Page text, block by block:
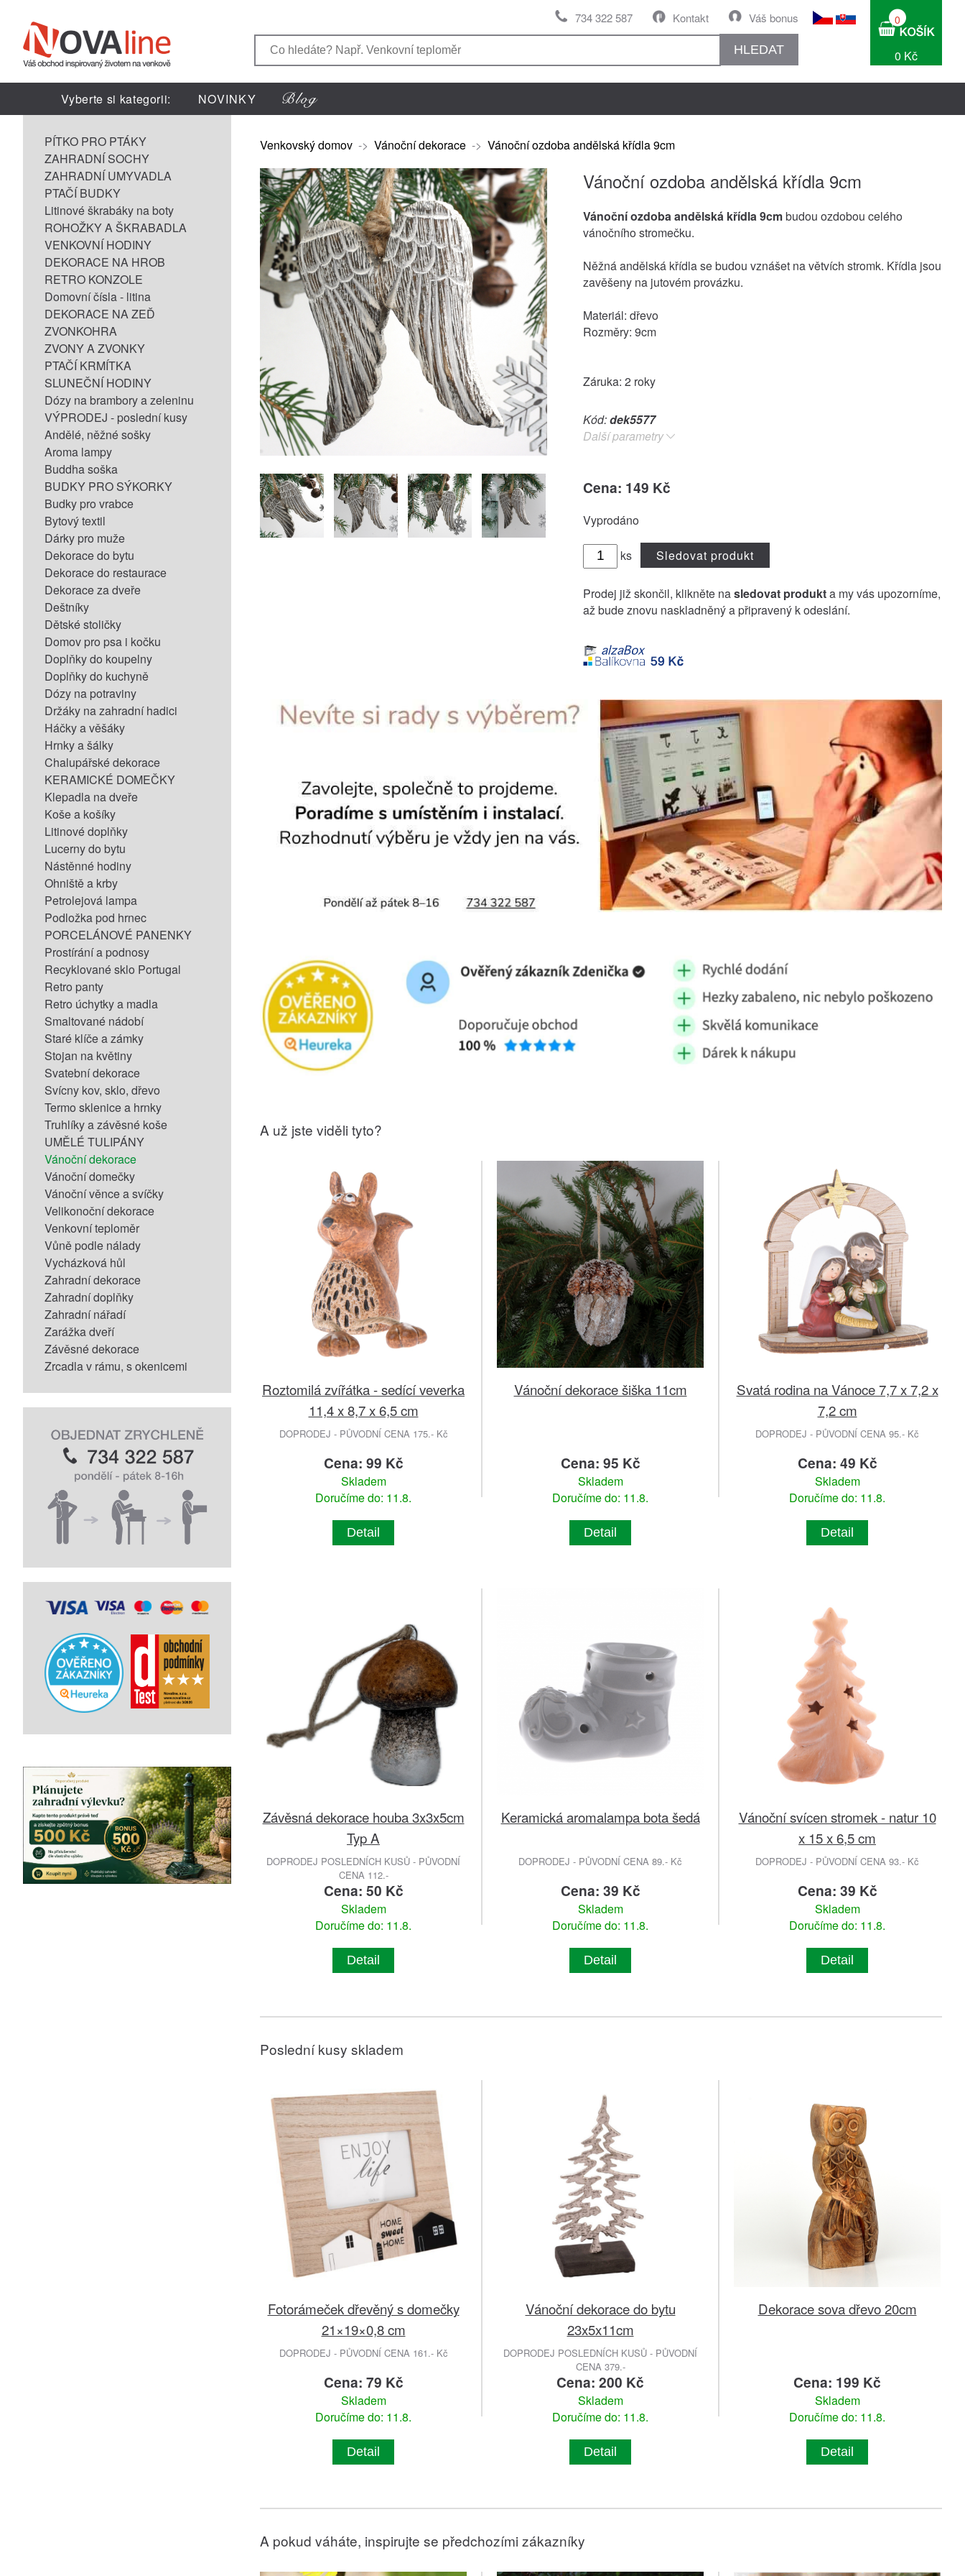
Váš bonus
Kontakt
734 322 587
HLEDAT
0
0 Kč
Vyberte si kategorii: NOVINKY
PÍTKO PRO PTÁKY
ZAHRADNÍ SOCHY
ZAHRADNÍ UMYVADLA
PTAČÍ BUDKY
Litinové škrabáky na boty
ROHOŽKY A ŠKRABADLA
VENKOVNÍ HODINY
DEKORACE NA HROB
RETRO KONZOLE
Domovní čísla - litina
DEKORACE NA ZEĎ
ZVONKOHRA
ZVONY A ZVONKY
PTAČÍ KRMÍTKA
SLUNEČNÍ HODINY
Dózy na brambory a zeleninu
VÝPRODEJ - poslední kusy
Andělé, něžné sošky
Aroma lampy
Buddha soška
BUDKY PRO SÝKORKY
Budky pro vrabce
Bytový textil
Dárky pro muže
Dekorace do bytu
Dekorace do restaurace
Dekorace za dveře
Deštníky
Dětské stoličky
Domov pro psa i kočku
Doplňky do koupelny
Doplňky do kuchyně
Dózy na potraviny
Držáky na zahradní hadici
Háčky a věšáky
Hrnky a šálky
Chalupářské dekorace
KERAMICKÉ DOMEČKY
Klepadla na dveře
Koše a košíky
Litinové doplňky
Lucerny do bytu
Nástěnné hodiny
Ohniště a krby
Petrolejová lampa
Podložka pod hrnec
PORCELÁNOVÉ PANENKY
Prostírání a podnosy
Recyklované sklo Portugal
Retro panty
Retro úchytky a madla
Smaltované nádobí
Staré klíče a zámky
Stojan na květiny
Svatební dekorace
Svícny kov, sklo, dřevo
Termo sklenice a hrnky
Truhlíky a závěsné koše
UMĚLÉ TULIPÁNY
Vánoční dekorace
Vánoční domečky
Vánoční věnce a svíčky
Velikonoční dekorace
Venkovní teploměr
Vůně podle nálady
Vycházková hůl
Zahradní dekorace
Zahradní doplňky
Zahradní nářadí
Zarážka dveří
Závěsné dekorace
Zrcadla v rámu, s okenicemi
Venkovský domov -> Vánoční dekorace -> Vánoční ozdoba andělská křídla 9cm
Vánoční ozdoba andělská křídla 9cm
Vánoční ozdoba andělská křídla 9cmbudou ozdobou celého
vánočního stromečku.
Něžná andělská křídla se budou vznášet na větvích stromk. Křídla jsou
zavěšeny na jutovém provázku.
Materiál: dřevo
Rozměry: 9cm
Záruka: 2 roky
Kód:dek5577
Další parametry
Cena: 149 Kč
Vyprodáno
ks Sledovat produkt
Prodej již skončil, klikněte nasledovat produkta my vás upozorníme,
až bude znovu naskladněný a připravený k odeslání.
A už jste viděli tyto?
Roztomilá zvířátka - sedící veverka
11,4 x 8,7 x 6,5 cm
DOPRODEJ - PŮVODNÍ CENA 175.- Kč
Cena: 99 Kč
Skladem
Doručíme do: 11.8.
Detail
Vánoční dekorace šiška 11cm
Cena: 95 Kč
Skladem
Doručíme do: 11.8.
Detail
Svatá rodina na Vánoce 7,7 x 7,2 x
7,2 cm
DOPRODEJ - PŮVODNÍ CENA 95.- Kč
Cena: 49 Kč
Skladem
Doručíme do: 11.8.
Detail
Závěsná dekorace houba 3x3x5cm
Typ A
DOPRODEJ POSLEDNÍCH KUSŮ - PŮVODNÍ
CENA 112.-
Cena: 50 Kč
Skladem
Doručíme do: 11.8.
Detail
Keramická aromalampa bota šedá
DOPRODEJ - PŮVODNÍ CENA 89.- Kč
Cena: 39 Kč
Skladem
Doručíme do: 11.8.
Detail
Vánoční svícen stromek - natur 10
x 15 x 6,5 cm
DOPRODEJ - PŮVODNÍ CENA 93.- Kč
Cena: 39 Kč
Skladem
Doručíme do: 11.8.
Detail
Poslední kusy skladem
Fotorámeček dřevěný s domečky
21×19×0,8 cm
DOPRODEJ - PŮVODNÍ CENA 161.- Kč
Cena: 79 Kč
Skladem
Doručíme do: 11.8.
Detail
Vánoční dekorace do bytu
23x5x11cm
DOPRODEJ POSLEDNÍCH KUSŮ - PŮVODNÍ
CENA 379.-
Cena: 200 Kč
Skladem
Doručíme do: 11.8.
Detail
Dekorace sova dřevo 20cm
Cena: 199 Kč
Skladem
Doručíme do: 11.8.
Detail
A pokud váháte, inspirujte se předchozími zákazníky